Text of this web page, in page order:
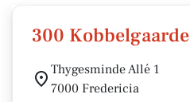
300
Thygesminde Allé 1
7000 Fredericia